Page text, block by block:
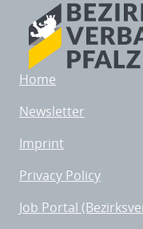
Home
Newsletter
Imprint
Privacy Policy
Job Portal